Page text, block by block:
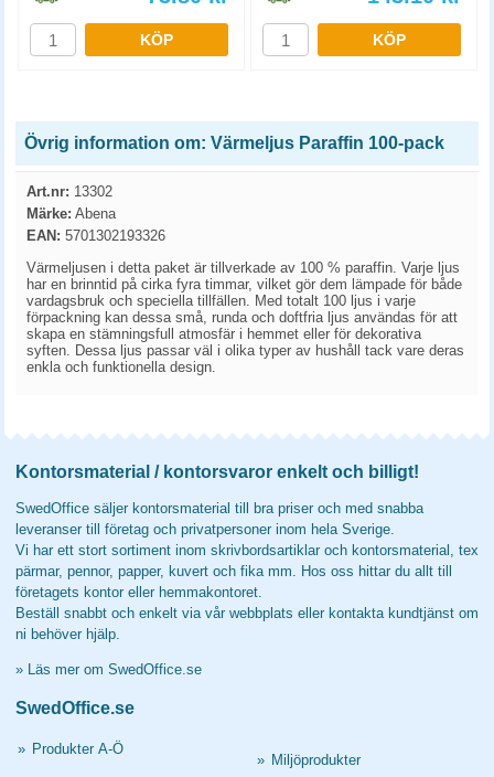
KÖP KÖP
Övrig information om: Värmeljus Paraffin 100-pack
Art.nr: 13302
Märke: Abena
EAN: 5701302193326
Värmeljusen i detta paket är tillverkade av 100 % paraffin. Varje ljus
har en brinntid på cirka fyra timmar, vilket gör dem lämpade för både
vardagsbruk och speciella tillfällen. Med totalt 100 ljus i varje
förpackning kan dessa små, runda och doftfria ljus användas för att
skapa en stämningsfull atmosfär i hemmet eller för dekorativa
syften. Dessa ljus passar väl i olika typer av hushåll tack vare deras
enkla och funktionella design.
Kontorsmaterial / kontorsvaror enkelt och billigt!
SwedOffice säljer kontorsmaterial till bra priser och med snabba
leveranser till företag och privatpersoner inom hela Sverige.
Vi har ett stort sortiment inom skrivbordsartiklar och kontorsmaterial, tex
pärmar, pennor, papper, kuvert och fika mm. Hos oss hittar du allt till
företagets kontor eller hemmakontoret.
Beställ snabbt och enkelt via vår webbplats eller kontakta kundtjänst om
ni behöver hjälp.
» Läs mer om SwedOffice.se
SwedOffice.se
» Produkter A-Ö
» Miljöprodukter